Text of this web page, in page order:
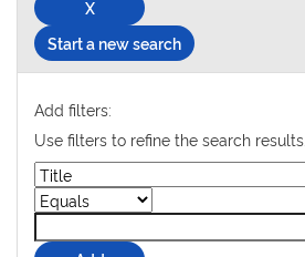
Start a new search
Add filters:
Use filters to refine the search results.